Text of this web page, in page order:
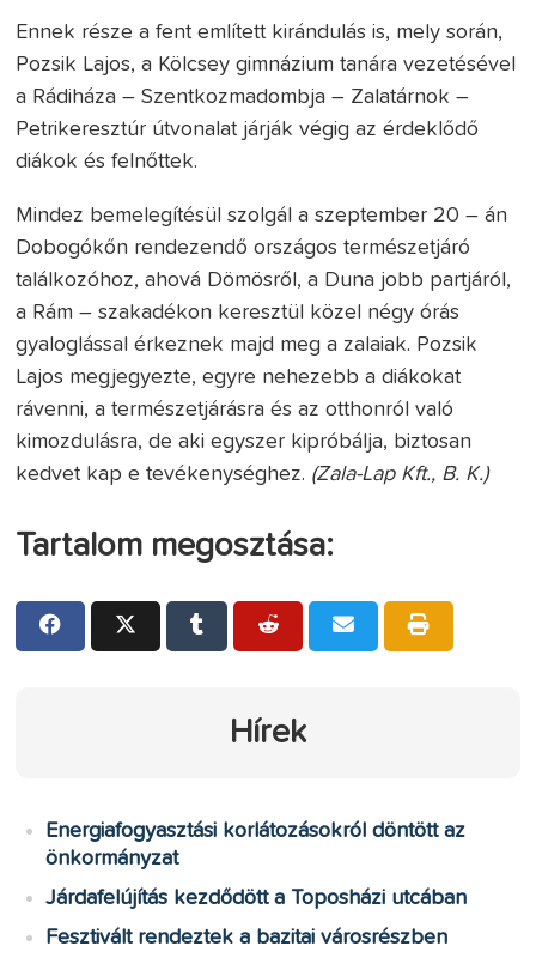
Ennek része a fent említett kirándulás is, mely során,
Pozsik Lajos, a Kölcsey gimnázium tanára vezetésével
a Rádiháza – Szentkozmadombja – Zalatárnok –
Petrikeresztúr útvonalat járják végig az érdeklődő
diákok és felnőttek.
Mindez bemelegítésül szolgál a szeptember 20 – án
Dobogókőn rendezendő országos természetjáró
találkozóhoz, ahová Dömösről, a Duna jobb partjáról,
a Rám – szakadékon keresztül közel négy órás
gyaloglással érkeznek majd meg a zalaiak. Pozsik
Lajos megjegyezte, egyre nehezebb a diákokat
rávenni, a természetjárásra és az otthonról való
kimozdulásra, de aki egyszer kipróbálja, biztosan
kedvet kap e tevékenységhez. (Zala-Lap Kft., B. K.)
Tartalom megosztása:
Hírek
Energiafogyasztási korlátozásokról döntött az
önkormányzat
Járdafelújítás kezdődött a Toposházi utcában
Fesztivált rendeztek a bazitai városrészben